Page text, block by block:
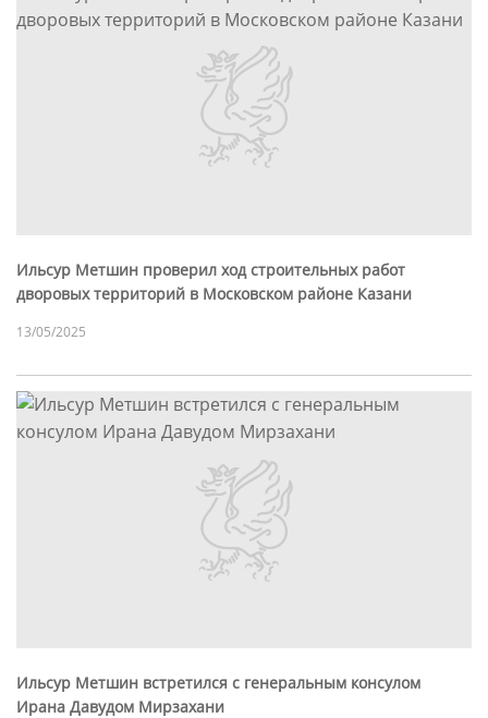
Ильсур Метшин проверил ход строительных работ
дворовых территорий в Московском районе Казани
13/05/2025
Ильсур Метшин встретился с генеральным консулом
Ирана Давудом Мирзахани